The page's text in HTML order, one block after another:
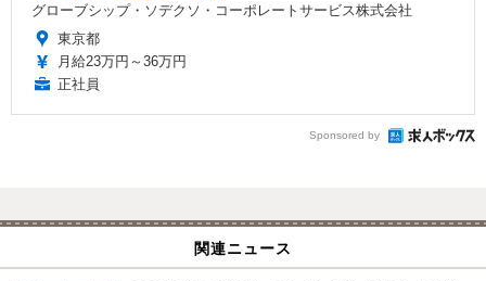
グローブシップ・ソデクソ・コーポレートサービス株式会社
東京都
月給23万円～36万円
正社員
Sponsored by
関連ニュース